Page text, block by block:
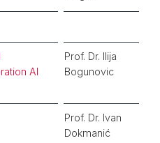
AI
Prof. Dr. Ilija
Bogunovic
Prof. Dr. Ivan
Dokmanić